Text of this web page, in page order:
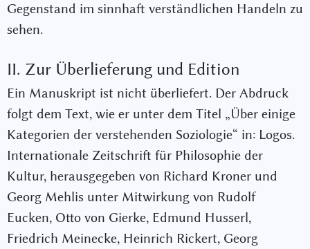
Gegenstand im sinnhaft verständlichen Handeln zu
sehen.
II. Zur Überlieferung und Edition
Ein Manuskript ist nicht überliefert. Der Abdruck
folgt dem Text, wie er unter dem Titel „Über einige
Kategorien der verstehenden Soziologie“ in: Logos.
Internationale Zeitschrift für Philosophie der
Kultur, herausgegeben von Richard Kroner und
Georg Mehlis unter Mitwirkung von Rudolf
Eucken, Otto von Gierke, Edmund Husserl,
Friedrich Meinecke, Heinrich Rickert, Georg